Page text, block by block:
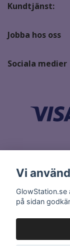
Kundtjänst:
Jobba hos oss
Sociala medier
Vi
på sidan